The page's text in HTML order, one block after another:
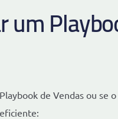
de Vendas ou se